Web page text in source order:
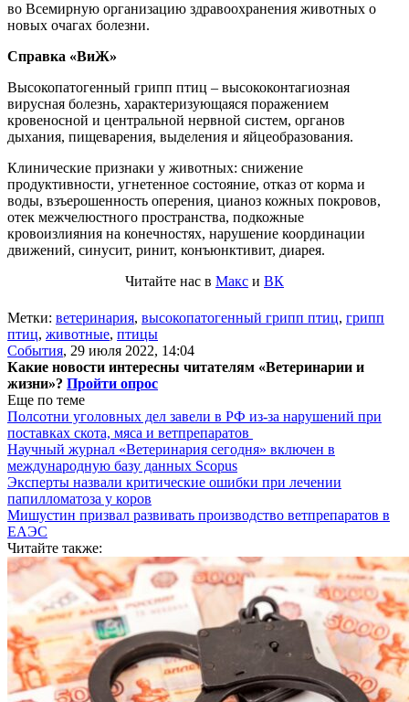
во Всемирную организацию здравоохранения животных о
новых очагах болезни.
Справка «ВиЖ»
Высокопатогенный грипп птиц – высококонтагиозная
вирусная болезнь, характеризующаяся поражением
кровеносной и центральной нервной систем, органов
дыхания, пищеварения, выделения и яйцеобразования.
Клинические признаки у животных: снижение
продуктивности, угнетенное состояние, отказ от корма и
воды, взъерошенность оперения, цианоз кожных покровов,
отек межчелюстного пространства, подкожные
кровоизлияния на конечностях, нарушение координации
движений, синусит, ринит, конъюнктивит, диарея.
Читайте нас в Макс и ВК
Метки: ветеринария, высокопатогенный грипп птиц, грипп
птиц, животные, птицы
События, 29 июля 2022, 14:04
Какие новости интересны читателям «Ветеринарии и
жизни»? Пройти опрос
Еще по теме
Полсотни уголовных дел завели в РФ из-за нарушений при
поставках скота, мяса и ветпрепаратов
Научный журнал «Ветеринария сегодня» включен в
международную базу данных Scopus
Эксперты назвали критические ошибки при лечении
папилломатоза у коров
Мишустин призвал развивать производство ветпрепаратов в
ЕАЭС
Читайте также: